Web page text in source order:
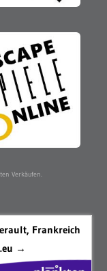
Verkäufen.
Frankreich
→